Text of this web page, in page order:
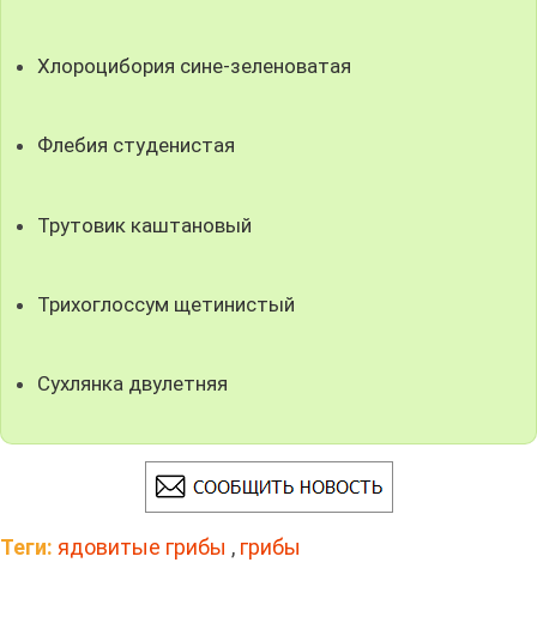
Хлороцибория сине-зеленоватая
Флебия студенистая
Трутовик каштановый
Трихоглоссум щетинистый
Сухлянка двулетняя
Теги: ядовитые грибы , грибы